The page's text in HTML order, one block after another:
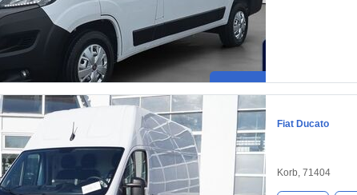
Fiat Ducato
Korb, 71404